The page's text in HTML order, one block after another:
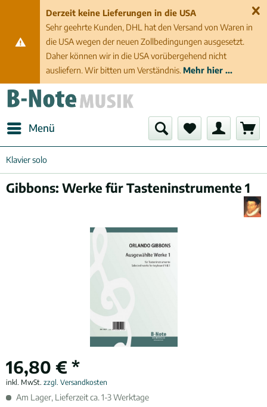
Derzeit keine Lieferungen in die USA
Sehr geehrte Kunden, DHL hat den Versand von Waren in
die USA wegen der neuen Zollbedingungen ausgesetzt.
Daher können wir in die USA vorübergehend nicht
ausliefern. Wir bitten um Verständnis. Mehr hier ...
Menü
Klavier solo
Gibbons: Werke für Tasteninstrumente 1
16,80 € *
inkl. MwSt. zzgl. Versandkosten
Am Lager, Lieferzeit ca. 1-3 Werktage